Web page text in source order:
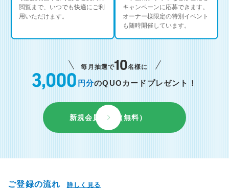
閲覧まで、いつでも快適にご利
用いただけます。
キャンペーンに応募できます。
オーナー様限定の特別イベント
も随時開催しています。
毎月抽選で 名様に
円分のQUOカードプレゼント！
新規会員登録（無料）
ご登録の流れ 詳しく見る